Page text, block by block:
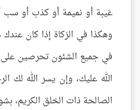
غيبة أو نميمة أو كذب أو سب
وهكذا في الزكاة إذا كان عندك
في جميع الشئون تحرصين
الله عليك، وإن يسر الله لك
الصالحة ذات الخلق الكريم،